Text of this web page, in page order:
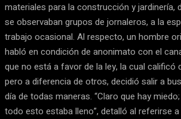
materiales para la construcción y jardinería,
se observaban grupos de jornaleros, a la
trabajo ocasional. Al respecto, un hombre
habló en condición de anonimato con el
que no está a favor de la ley, la cual calificó
pero a diferencia de otros, decidió salir a
día de todas maneras. “Claro que hay
todo esto estaba lleno”, detalló al referirse